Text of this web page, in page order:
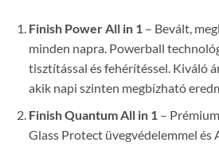
Finish Power All in 1 – Bevált,
minden napra. Powerball
tisztítással és fehérítéssel. Kiváló
akik napi szinten megbízható
Finish Quantum All in 1–
Glass Protect üvegvédelemmel